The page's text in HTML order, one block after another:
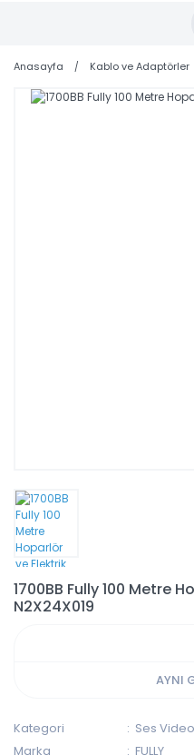
TOPTAN FİYAT ALMAK İÇİN
SİPARİŞLERİNİZİ AYNI
Anasayfa Kablo ve Adaptörler
1700BB Fully 100 Metre
N2X24X019
AYNI
Kategori
Ses
Marka
FULLY